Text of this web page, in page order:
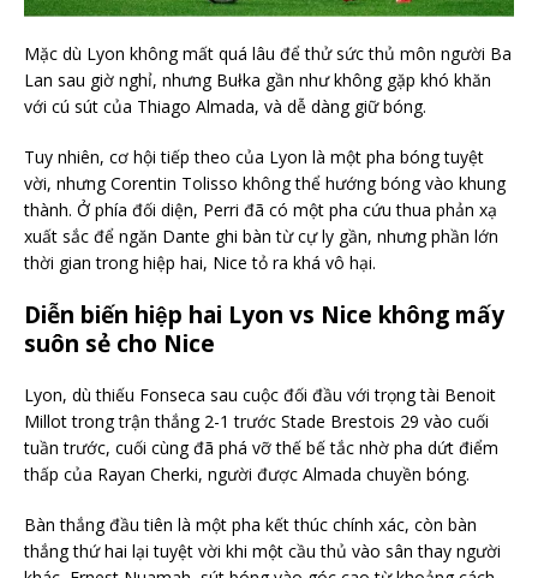
Mặc dù Lyon không mất quá lâu để thử sức thủ môn người Ba
Lan sau giờ nghỉ, nhưng Bułka gần như không gặp khó khăn
với cú sút của Thiago Almada, và dễ dàng giữ bóng.
Tuy nhiên, cơ hội tiếp theo của Lyon là một pha bóng tuyệt
vời, nhưng Corentin Tolisso không thể hướng bóng vào khung
thành. Ở phía đối diện, Perri đã có một pha cứu thua phản xạ
xuất sắc để ngăn Dante ghi bàn từ cự ly gần, nhưng phần lớn
thời gian trong hiệp hai, Nice tỏ ra khá vô hại.
Diễn biến hiệp hai Lyon vs Nice không mấy
suôn sẻ cho Nice
Lyon, dù thiếu Fonseca sau cuộc đối đầu với trọng tài Benoit
Millot trong trận thắng 2-1 trước Stade Brestois 29 vào cuối
tuần trước, cuối cùng đã phá vỡ thế bế tắc nhờ pha dứt điểm
thấp của Rayan Cherki, người được Almada chuyền bóng.
Bàn thắng đầu tiên là một pha kết thúc chính xác, còn bàn
thắng thứ hai lại tuyệt vời khi một cầu thủ vào sân thay người